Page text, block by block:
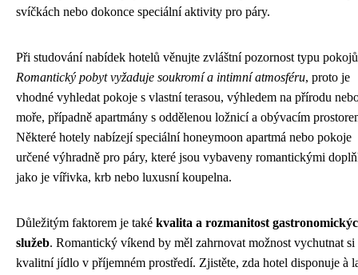
svíčkách nebo dokonce speciální aktivity pro páry.
Při studování nabídek hotelů věnujte zvláštní pozornost typu
Romantický pobyt vyžaduje soukromí a intimní atmosféru, proto je
vhodné vyhledat pokoje s vlastní terasou, výhledem na přírodu
moře, případně apartmány s oddělenou ložnicí a obývacím
Některé hotely nabízejí speciální honeymoon apartmá nebo pokoje
určené výhradně pro páry, které jsou vybaveny romantickými
jako je vířivka, krb nebo luxusní koupelna.
Důležitým faktorem je také kvalita a rozmanitost
služeb. Romantický víkend by měl zahrnovat možnost vychutnat si
kvalitní jídlo v příjemném prostředí. Zjistěte, zda hotel disponuje à